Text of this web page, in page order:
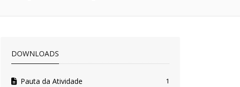
DOWNLOADS
Pauta da Atividade 1